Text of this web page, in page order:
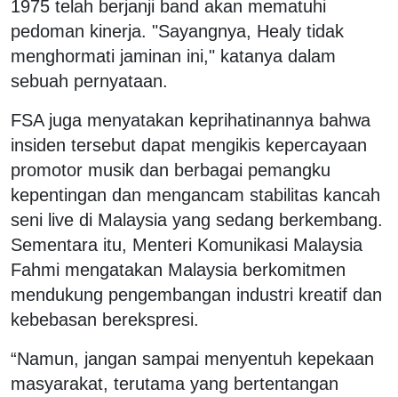
1975 telah berjanji band akan mematuhi
pedoman kinerja. "Sayangnya, Healy tidak
menghormati jaminan ini," katanya dalam
sebuah pernyataan.
FSA juga menyatakan keprihatinannya bahwa
insiden tersebut dapat mengikis kepercayaan
promotor musik dan berbagai pemangku
kepentingan dan mengancam stabilitas kancah
seni live di Malaysia yang sedang berkembang.
Sementara itu, Menteri Komunikasi Malaysia
Fahmi mengatakan Malaysia berkomitmen
mendukung pengembangan industri kreatif dan
kebebasan berekspresi.
“Namun, jangan sampai menyentuh kepekaan
masyarakat, terutama yang bertentangan